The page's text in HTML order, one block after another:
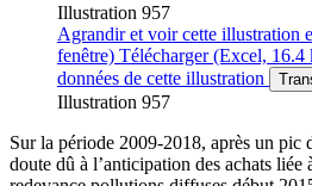
Illustration 957
Agrandiret voir cette illustration
fenêtre) Télécharger(Excel, 16.4
données de cette illustration
Illustration 957
Sur la période 2009-2018, après un pic
doute dû à l’anticipation des achats liée